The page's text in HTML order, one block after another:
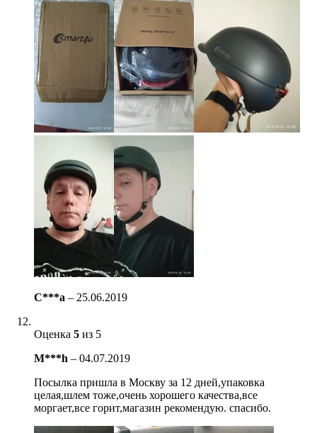
C***a – 25.06.2019
Оценка 5 из 5
M***h – 04.07.2019
Посылка пришла в Москву за 12 дней,упаковка
целая,шлем тоже,очень хорошего качества,все
моргает,все горит,магазин рекомендую. спасибо.